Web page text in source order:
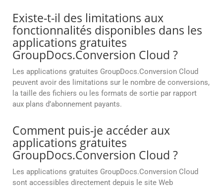
Existe-t-il des limitations aux
fonctionnalités disponibles dans les
applications gratuites
GroupDocs.Conversion Cloud ?
Les applications gratuites GroupDocs.Conversion Cloud
peuvent avoir des limitations sur le nombre de conversions,
la taille des fichiers ou les formats de sortie par rapport
aux plans d’abonnement payants.
Comment puis-je accéder aux
applications gratuites
GroupDocs.Conversion Cloud ?
Les applications gratuites GroupDocs.Conversion Cloud
sont accessibles directement depuis le site Web